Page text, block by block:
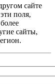
сайте
поля,
сайты,